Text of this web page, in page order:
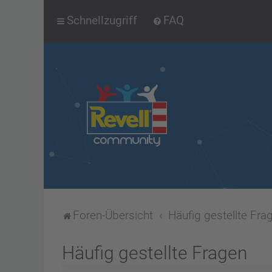
Schnellzugriff FAQ
Foren-Übersicht Häufig gestellte
Häufig gestellte Fragen